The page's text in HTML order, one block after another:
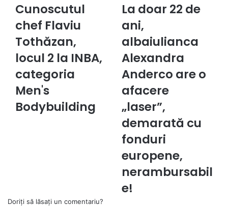
Cunoscutul
Flaviu
Tothăzan,
locul
INBA,
categoria
Men's
Bodybuilding
Cunoscutul
chef Flaviu
Tothăzan,
locul 2 la INBA,
categoria
Men's
Bodybuilding
La
22
de
ani,
albaiulianca
Alexandra
Anderco
are
afacere
„laser”,
demarată
cu
fonduri
nerambursabile!
La doar 22 de
ani,
albaiulianca
Alexandra
Anderco are o
afacere
„laser”,
demarată cu
fonduri
europene,
nerambursabil
e!
Doriți să lăsați un comentariu?